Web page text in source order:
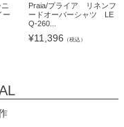
ー
Praia/プライア リネンフ
ードオーバーシャツ LE
Q-260...
¥11,396 （税込）